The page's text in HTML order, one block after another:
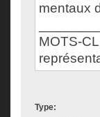
mentaux
MOTS-
Type: